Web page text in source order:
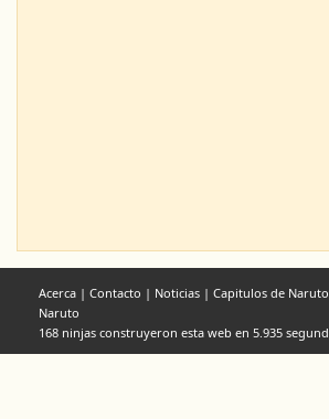
Acerca | Contacto | Noticias | Capitulos de
Naruto
168 ninjas construyeron esta web en 5.935